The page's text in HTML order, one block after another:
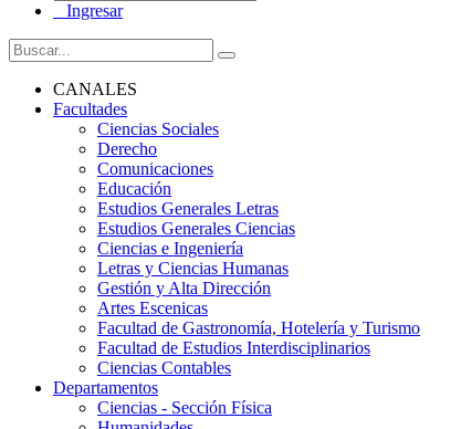
Ingresar
CANALES
Facultades
Ciencias Sociales
Derecho
Comunicaciones
Educación
Estudios Generales Letras
Estudios Generales Ciencias
Ciencias e Ingeniería
Letras y Ciencias Humanas
Gestión y Alta Dirección
Artes Escenicas
Facultad de Gastronomía, Hotelería y Turismo
Facultad de Estudios Interdisciplinarios
Ciencias Contables
Departamentos
Ciencias - Sección Física